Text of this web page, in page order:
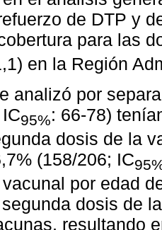
de DTP y
para las
en la Región
analizó por
95%: 66-78)
dosis de la
(158/206; IC
por edad
dosis de
resultando